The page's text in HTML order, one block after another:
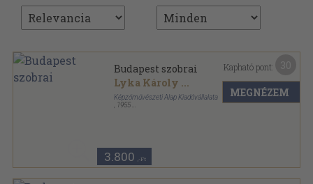
Budapest szobrai
Lyka Károly ...
Képzőművészeti Alap Kiadóvállalata
1955
3.800 ,-Ft
Kapható pont:
MEGNÉZEM